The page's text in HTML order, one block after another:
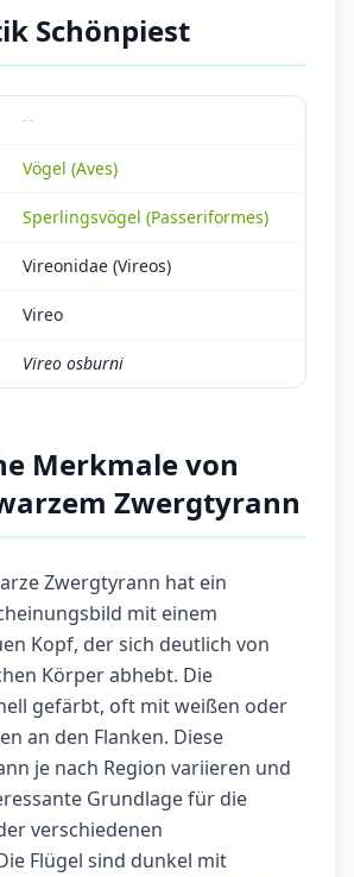
Schönpiest
--
Vögel (Aves)
Sperlingsvögel (Passeriformes)
Vireonidae (Vireos)
Vireo
Vireo osburni
Merkmale von
Zwergtyrann
Zwergtyrann hat ein
mit einem
Kopf, der sich deutlich von
Körper abhebt. Die
gefärbt, oft mit weißen oder
an den Flanken. Diese
je nach Region variieren und
Grundlage für die
verschiedenen
Flügel sind dunkel mit